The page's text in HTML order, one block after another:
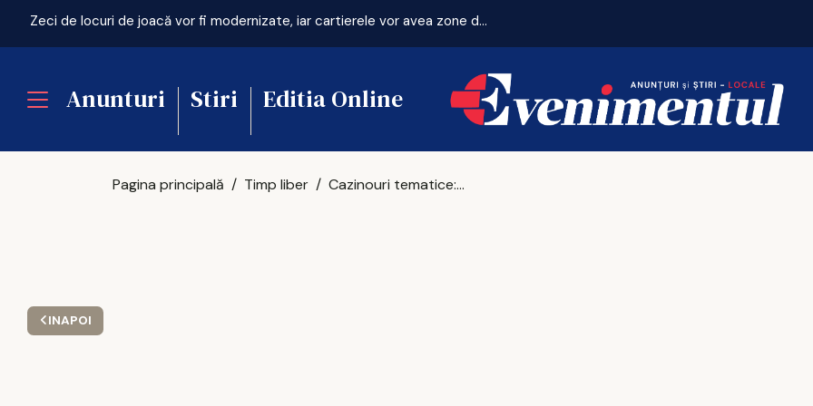
Zeci de locuri de joacă vor fi modernizate, iar cartierele vor avea zone de fitness
Anunturi Stiri Editia Online
INAPOI
Pagina principală Timp liber Cazinouri tematice: Unde se întâlnesc muzica și jocurile de noroc?